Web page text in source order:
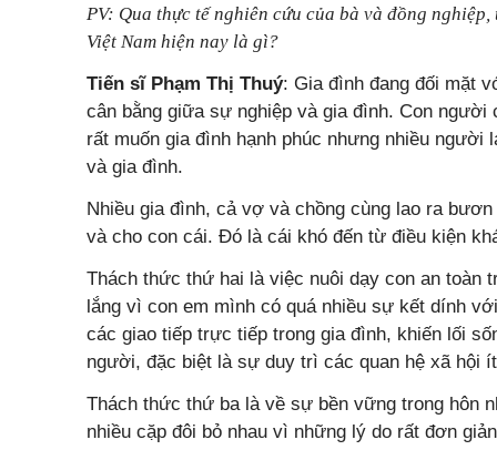
PV: Qua thực tế nghiên cứu của bà và đồng
Việt Nam hiện nay là gì?
Tiến sĩ Phạm Thị Thuý: Gia đình đang đối mặt
cân bằng giữa sự nghiệp và gia đình. Con người
rất muốn gia đình hạnh phúc nhưng nhiều
và gia đình.
Nhiều gia đình, cả vợ và chồng cùng lao ra
và cho con cái. Đó là cái khó đến từ điều kiện
Thách thức thứ hai là việc nuôi dạy con an toàn
lắng vì con em mình có quá nhiều sự kết dính
các giao tiếp trực tiếp trong gia đình, khiến lối
người, đặc biệt là sự duy trì các quan hệ xã hội
Thách thức thứ ba là về sự bền vững trong hôn
nhiều cặp đôi bỏ nhau vì những lý do rất đơn